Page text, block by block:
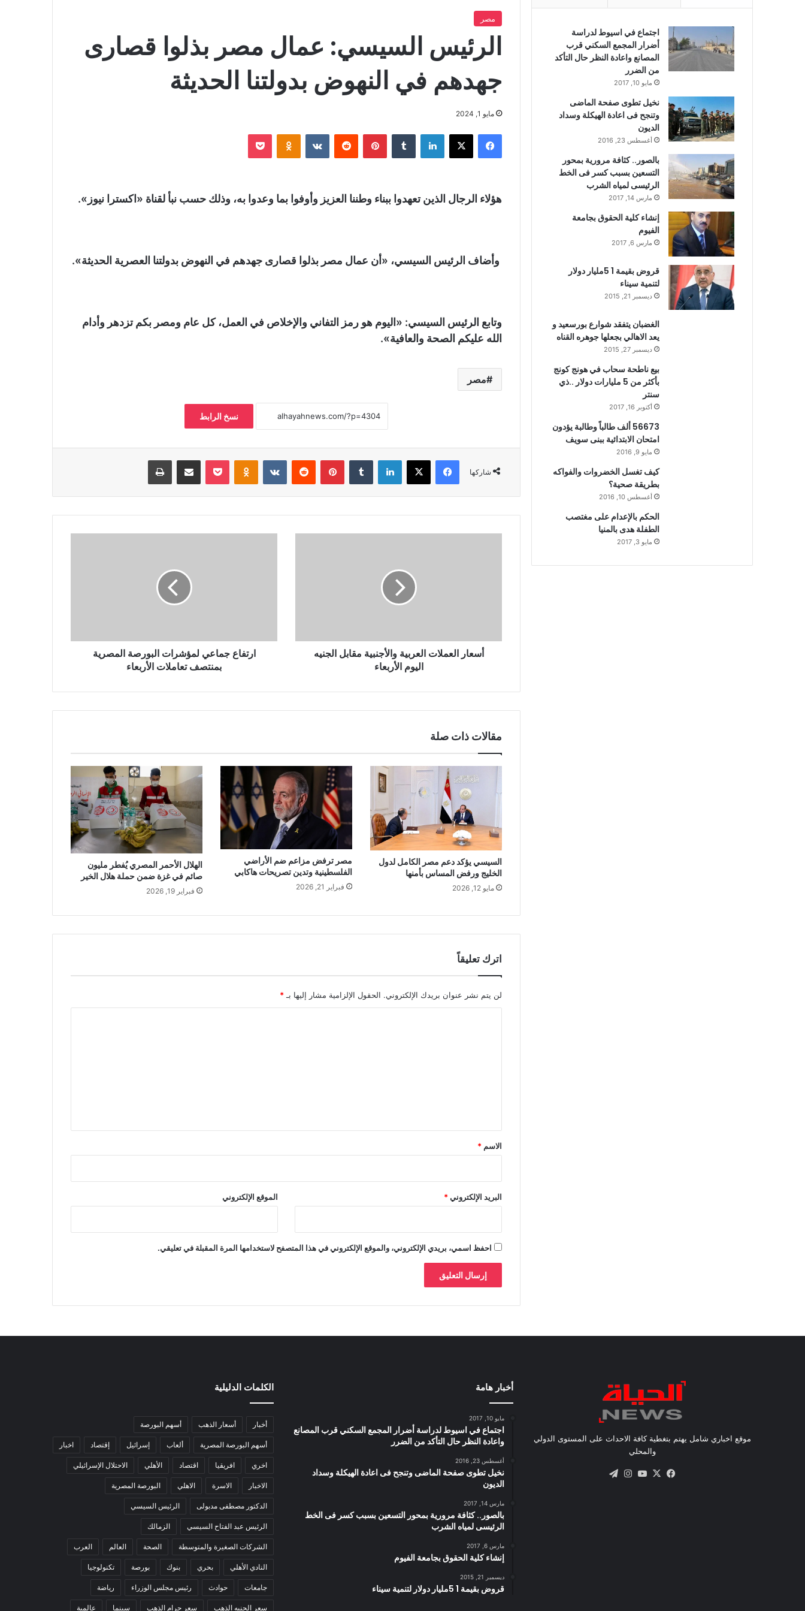
مصر
الرئيس السيسي: عمال مصر بذلوا قصارى
جهدهم في النهوض بدولتنا الحديثة
مايو 1, 2024
فيسبوك لينكدإن بينتيريست
هؤلاء الرجال الذين تعهدوا ببناء وطننا العزيز وأوفوا بما وعدوا به، وذلك حسب نبأ لقناة «اكسترا نيوز».
وأضاف الرئيس السيسي، «أن عمال مصر بذلوا قصارى جهدهم في النهوض بدولتنا العصرية الحديثة».
وتابع الرئيس السيسي: «اليوم هو رمز التفاني والإخلاص في العمل، كل عام ومصر بكم تزدهر وأدام
الله عليكم الصحة والعافية».
مصر
نسخ الرابط
شاركها
فيسبوك لينكدإن بينتيريست بوكيت
أسعار العملات العربية والأجنبية مقابل الجنيه
اليوم الأربعاء
ارتفاع جماعي لمؤشرات البورصة المصرية
بمنتصف تعاملات الأربعاء
مقالات ذات صلة
السيسي يؤكد دعم مصر الكامل لدول
الخليج ورفض المساس بأمنها
مايو 12, 2026
مصر ترفض مزاعم ضم الأراضي
الفلسطينية وتدين تصريحات هاكابي
فبراير 21, 2026
الهلال الأحمر المصري يُفطر مليون
صائم في غزة ضمن حملة هلال الخير
فبراير 19, 2026
اترك تعليقاً
لن يتم نشر عنوان بريدك الإلكتروني. الحقول الإلزامية مشار إليها بـ*
*
الاسم *
البريد الإلكتروني* الموقع الإلكتروني
احفظ اسمي، بريدي الإلكتروني، والموقع الإلكتروني في هذا المتصفح لاستخدامها المرة المقبلة في تعليقي.
اجتماع في اسيوط لدراسة
أضرار المجمع السكني قرب
المصانع واعادة النظر حال التأكد
من الضرر
مايو 10, 2017
نخيل تطوى صفحة الماضى
وتنجح فى اعادة الهيكلة وسداد
الديون
أغسطس 23, 2016
بالصور.. كثافة مرورية بمحور
التسعين بسبب كسر فى الخط
الرئيسى لمياه الشرب
مارس 14, 2017
إنشاء كلية الحقوق بجامعة
الفيوم
مارس 6, 2017
قروض بقيمة 1 5مليار دولار
لتنمية سيناء
ديسمبر 21, 2015
الغضبان يتفقد شوارع بورسعيد و
يعد الاهالي بجعلها جوهره القناه
ديسمبر 27, 2015
بيع ناطحة سحاب في هونج كونج
بأكثر من 5 مليارات دولار ..ذي
سنتر
أكتوبر 16, 2017
56673 ألف طالباً وطالبة يؤدون
امتحان الابتدائية ببنى سويف
مايو 9, 2016
كيف تغسل الخضروات والفواكه
بطريقة صحية؟
أغسطس 10, 2016
الحكم بالإعدام على مغتصب
الطفلة هدى بالمنيا
مايو 3, 2017
موقع اخباري شامل يهتم بتغطية كافة الاحداث على المستوى الدولي
والمحلي
فيسبوك
X يوتيوبانستقرام
أخبار هامة
مايو 10, 2017
اجتماع في اسيوط لدراسة أضرار المجمع السكني قرب المصانع
واعادة النظر حال التأكد من الضرر
أغسطس 23, 2016
نخيل تطوى صفحة الماضى وتنجح فى اعادة الهيكلة وسداد
الديون
مارس 14, 2017
بالصور.. كثافة مرورية بمحور التسعين بسبب كسر فى الخط
الرئيسى لمياه الشرب
مارس 6, 2017
إنشاء كلية الحقوق بجامعة الفيوم
ديسمبر 21, 2015
قروض بقيمة 1 5مليار دولار لتنمية سيناء
الكلمات الدليلية
أخبار أسعار الذهب أسهم البورصة
أسهم البورصة المصرية ألعاب إسرائيل إقتصاد اخبار
اخري افريقيا اقتصاد الأهلي الاحتلال الإسرائيلي
الاخبار الاسرة الاهلي البورصة المصرية
الدكتور مصطفى مدبولى الرئيس السيسي
الرئيس عبد الفتاح السيسي الزمالك
الشركات الصغيرة والمتوسطة الصحة العالم العرب
النادي الأهلي بحري بنوك بورصة تكنولوجيا
جامعات حوادث رئيس مجلس الوزراء رياضة
سعر الجنيه الذهب سعر جرام الذهب سينما عالمية